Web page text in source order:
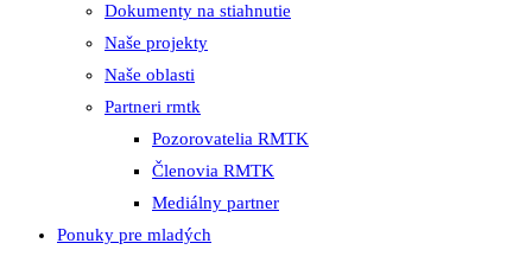
Dokumenty na stiahnutie
Naše projekty
Naše oblasti
Partneri rmtk
Pozorovatelia RMTK
Členovia RMTK
Mediálny partner
Ponuky pre mladých